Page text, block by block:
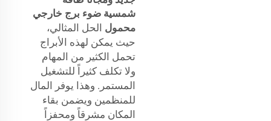
شمسية ضوء برج خارجي
محمول الحل المثالي،
حيث يمكن لهذه الأبراج
تحمل الكثير من المهام
ولا تكلف كثيراً للتشغيل
المستمر. وهذا يوفر المال
للمنظمين ويضمن بقاء
المكان مشرقاً ومحفزاً